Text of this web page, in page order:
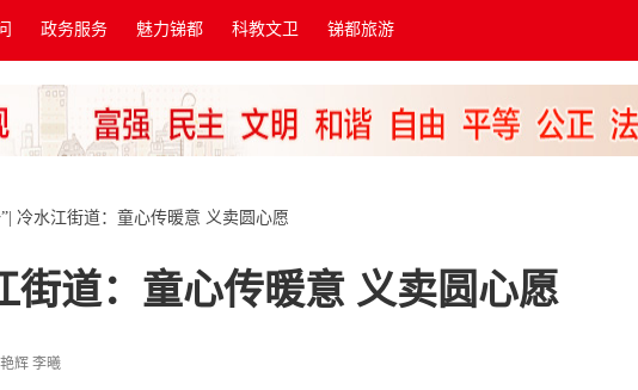
政务服务 魅力锑都 科教文卫 锑都旅游
冷水江街道：童心传暖意 义卖圆心愿
街道：童心传暖意 义卖圆心愿
辉 李曦​